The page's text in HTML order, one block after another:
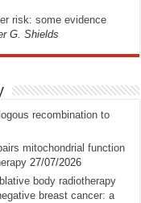
risk: some evidence
G. Shields
recombination to
mitochondrial function
27/07/2026
body radiotherapy
breast cancer: a